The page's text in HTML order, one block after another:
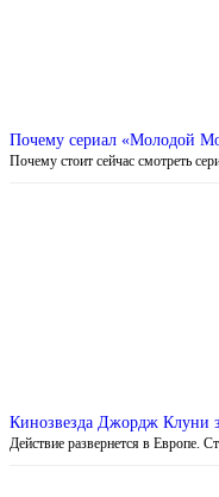
Почему сериал «Молодой
Почему стоит сейчас смотреть
Кинозвезда Джордж Клуни
Действие развернется в Европе.